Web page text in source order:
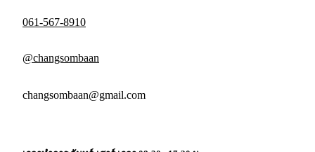
061-567-8910
@changsombaan
changsombaan@gmail.com